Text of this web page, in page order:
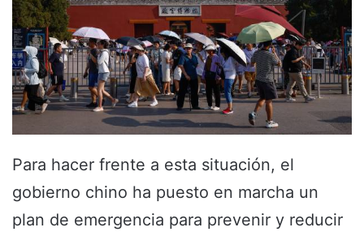
Para hacer frente a esta situación, el
gobierno chino ha puesto en marcha un
plan de emergencia para prevenir y reducir